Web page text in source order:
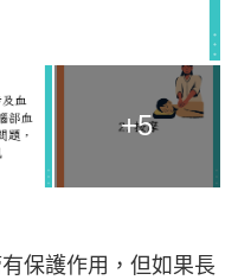
+5
保護作用，但如果長